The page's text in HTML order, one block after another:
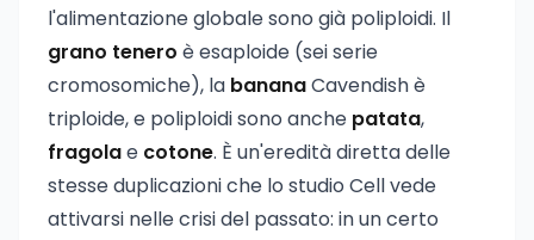
l'alimentazione globale sono già poliploidi. Il
grano tenero è esaploide (sei serie
cromosomiche), la bananaCavendish è
triploide, e poliploidi sono anche patata,
fragolae cotone. È un'eredità diretta delle
stesse duplicazioni che lo studio Cell vede
attivarsi nelle crisi del passato: in un certo